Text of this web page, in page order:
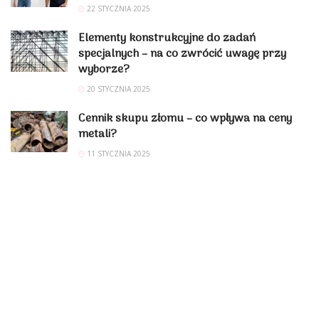
22 STYCZNIA 2025
Elementy konstrukcyjne do zadań
specjalnych – na co zwrócić uwagę przy
wyborze?
20 STYCZNIA 2025
Cennik skupu złomu – co wpływa na ceny
metali?
11 STYCZNIA 2025